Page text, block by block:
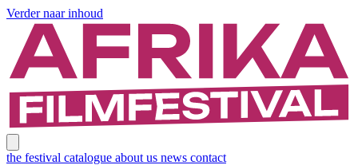
Verder naar inhoud
the festival catalogue about us news contact